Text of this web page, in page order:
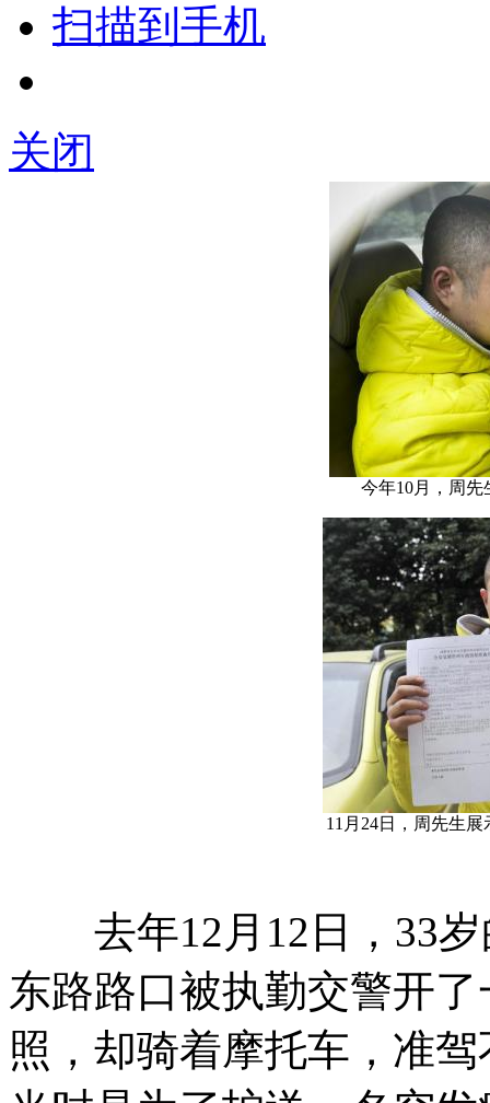
扫描到手机
关闭
今年10月，周
11月24日，周先生
去年12月12日，33岁
东路路口被执勤交警开
照，却骑着摩托车，准